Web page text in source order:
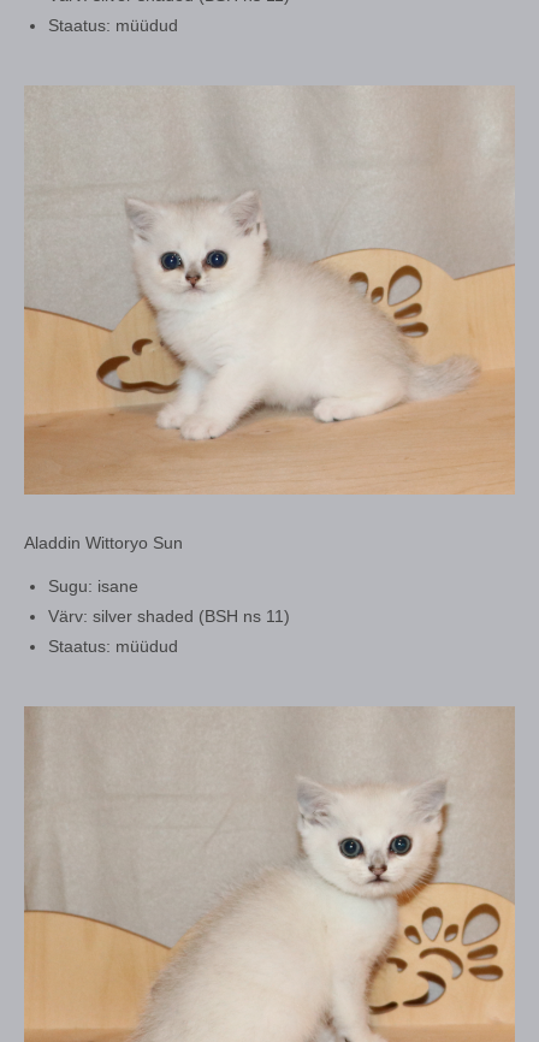
Staatus: müüdud
Aladdin Wittoryo Sun
Sugu: isane
Värv: silver shaded (BSH ns 11)
Staatus: müüdud